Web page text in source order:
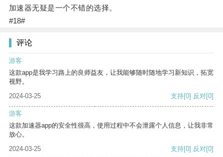
加速器无疑是一个不错的选择。
#18#
评论
游客
这款app是我学习路上的良师益友，让我能够随时随地学习新知识，拓宽
视野。
2024-03-25
支持[0] 反对[0]
游客
这款加速器app的安全性很高，使用过程中不会泄露个人信息，让我非常
放心。
2024-03-25
支持[0] 反对[0]